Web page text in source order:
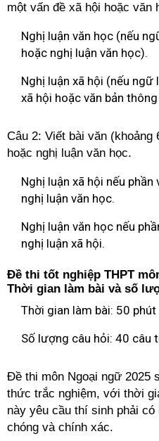
một vấn đề xã hội hoặc văn
Nghị luận văn học (nếu
hoặc nghị luận văn học).
Nghị luận xã hội (nếu ngữ
xã hội hoặc văn bản
Câu 2: Viết bài văn (khoảng
hoặc nghị luận văn học.
Nghị luận xã hội nếu
nghị luận văn học.
Nghị luận văn học nếu
nghị luận xã hội.
Đề thi tốt nghiệp THPT
Thời gian làm bài và số
Thời gian làm bài: 50 phút
Số lượng câu hỏi: 40 câu
Đề thi môn Ngoại ngữ 2025
thức trắc nghiệm, với thời
này yêu cầu thí sinh phải có
chóng và chính xác.